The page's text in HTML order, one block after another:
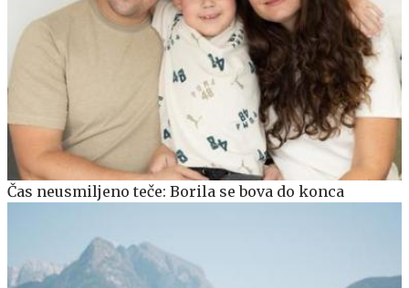
Čas neusmiljeno teče: Borila se bova do konca